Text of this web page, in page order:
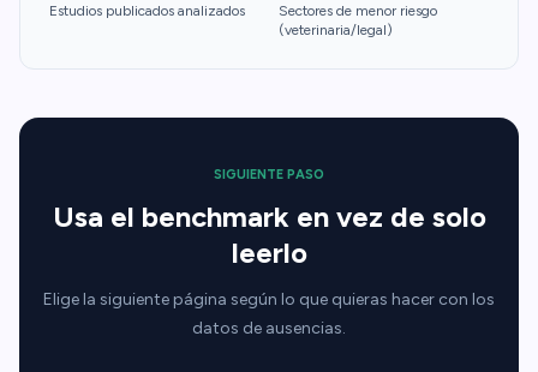
Estudios publicados analizados
Sectores de menor riesgo
(veterinaria/legal)
SIGUIENTE PASO
Usa el benchmark en vez de solo
leerlo
Elige la siguiente página según lo que quieras hacer con los
datos de ausencias.